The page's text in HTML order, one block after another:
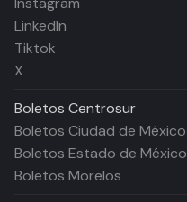
LinkedIn
Tiktok
X
Boletos Centrosur
Boletos Ciudad de México
Boletos Estado de México
Boletos Morelos